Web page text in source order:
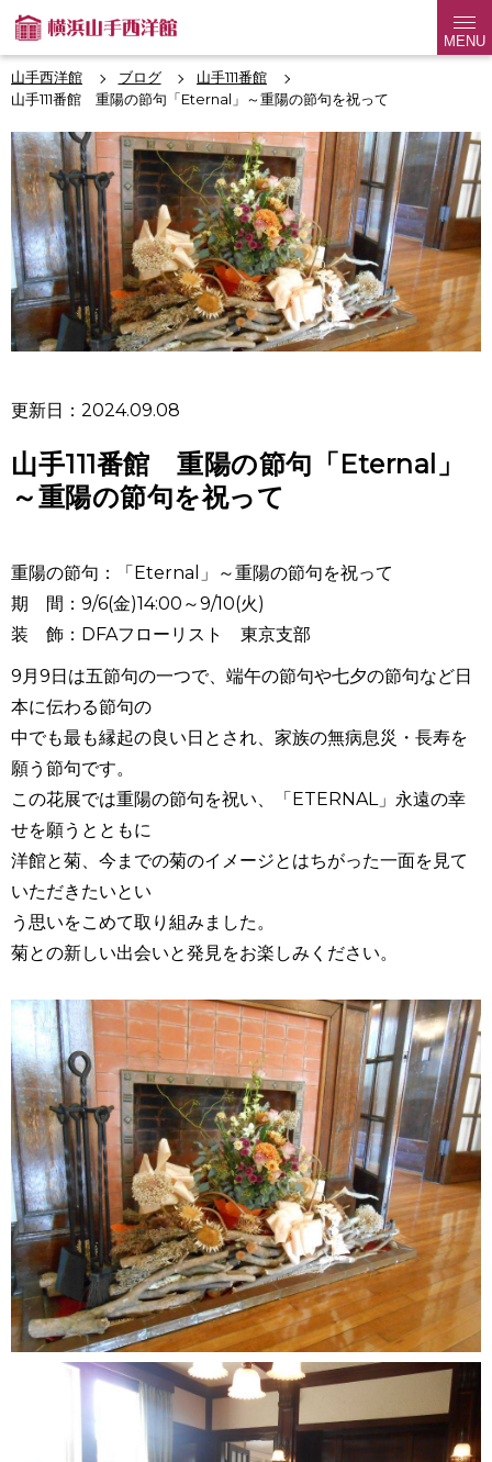
MENU
山手西洋館 ブログ
山手111番館
山手111番館 重陽の節句「Eternal」～重陽の節句を祝って
更新日：2024.09.08
山手111番館 重陽の節句「Eternal」
～重陽の節句を祝って
重陽の節句：「Eternal」～重陽の節句を祝って
期 間：9/6(金)14:00～9/10(火)
装 飾：DFAフローリスト 東京支部
9月9日は五節句の一つで、端午の節句や七夕の節句など日
本に伝わる節句の
中でも最も縁起の良い日とされ、家族の無病息災・長寿を
願う節句です。
この花展では重陽の節句を祝い、「ETERNAL」永遠の幸
せを願うとともに
洋館と菊、今までの菊のイメージとはちがった一面を見て
いただきたいとい
う思いをこめて取り組みました。
菊との新しい出会いと発見をお楽しみください。